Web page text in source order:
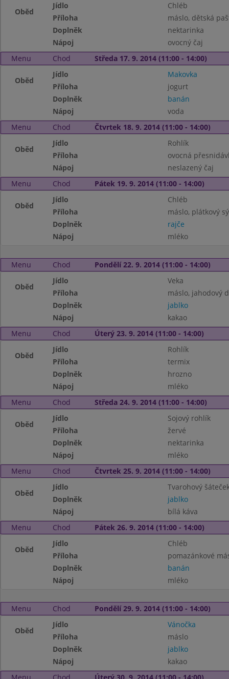
Oběd
Jídlo
Chléb
Příloha
máslo, dětská
Doplněk
nektarinka
Nápoj
ovocný čaj
Menu
Chod Středa 17. 9. 2014 (11:00 - 14:00)
Oběd
Jídlo
Makovka
Příloha
jogurt
Doplněk
banán
Nápoj
voda
Menu
Chod Čtvrtek 18. 9. 2014 (11:00 - 14:00)
Oběd
Jídlo
Rohlík
Příloha
ovocná
Nápoj
neslazený čaj
Menu
Chod Pátek 19. 9. 2014 (11:00 - 14:00)
Oběd
Jídlo
Chléb
Příloha
máslo, plátkový
Doplněk
rajče
Nápoj
mléko
Menu Chod Pondělí 22. 9. 2014 (11:00 - 14:00)
Oběd
Jídlo
Veka
Příloha
máslo, jahodový
Doplněk
jablko
Nápoj
kakao
Menu
Chod Úterý 23. 9. 2014 (11:00 - 14:00)
Oběd
Jídlo
Rohlík
Příloha
termix
Doplněk
hrozno
Nápoj
mléko
Menu
Chod Středa 24. 9. 2014 (11:00 - 14:00)
Oběd
Jídlo
Sojový rohlík
Příloha
žervé
Doplněk
nektarinka
Nápoj
mléko
Menu
Chod Čtvrtek 25. 9. 2014 (11:00 - 14:00)
Oběd
Jídlo
Tvarohový
Doplněk
jablko
Nápoj
bílá káva
Menu
Chod Pátek 26. 9. 2014 (11:00 - 14:00)
Oběd
Jídlo
Chléb
Příloha
pomazánkové
Doplněk
banán
Nápoj
mléko
Menu Chod Pondělí 29. 9. 2014 (11:00 - 14:00)
Oběd
Jídlo
Vánočka
Příloha
máslo
Doplněk
jablko
Nápoj
kakao